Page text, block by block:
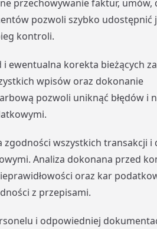
przechowywanie faktur, umów,
pozwoli szybko udostępnić
kontroli.
ewentualna korekta bieżących
wpisów oraz dokonanie
pozwoli uniknąć błędów i
wszystkich transakcji i
Analiza dokonana przed
oraz kar
z przepisami.
i odpowiedniej